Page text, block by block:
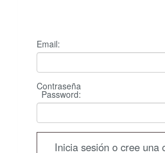
Email:
Contraseña
Password:
Inicia sesión o cree una